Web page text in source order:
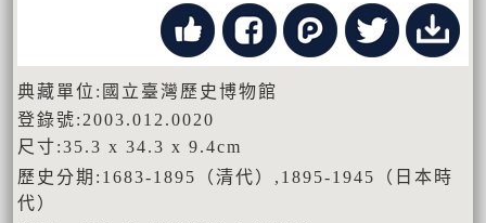
典藏單位:國立臺灣歷史博物館
登錄號:2003.012.0020
尺寸:35.3 x 34.3 x 9.4cm
歷史分期:1683-1895（清代）,1895-1945（日本時
代）